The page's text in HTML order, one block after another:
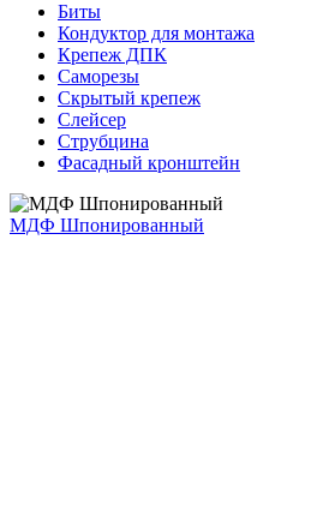
Биты
Кондуктор для монтажа
Крепеж ДПК
Саморезы
Скрытый крепеж
Слейсер
Струбцина
Фасадный кронштейн
МДФ Шпонированный